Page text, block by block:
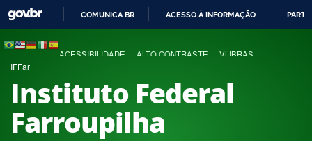
COMUNICA BR ACESSO À INFORMAÇÃO
ACESSIBILIDADE ALTO CONTRASTE VLIBRAS
IFFar
Instituto Federal
Farroupilha